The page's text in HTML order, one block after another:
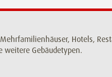
Hotels,
weitere Gebäudetypen.